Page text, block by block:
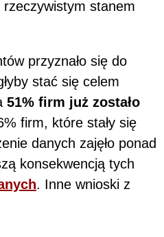
stanem
przyznało się do
stać się celem
51% firm już zostało
firm, które stały się
danych zajęło ponad
konsekwencją tych
. Inne wnioski z